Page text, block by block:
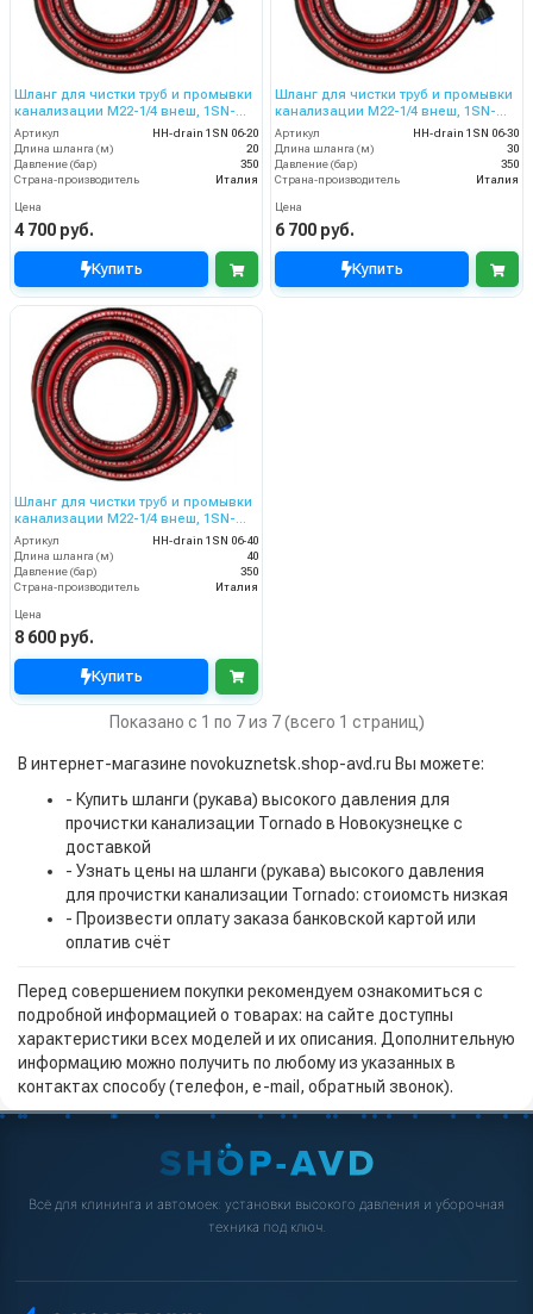
Шланг для чистки труб и промывки
канализации M22-1/4 внеш, 1SN-
06,20 м
Артикул
HH-drain 1SN 06-20
Длина шланга (м)
20
Давление (бар)
350
Страна-производитель
Италия
Цена
4 700 руб.
Купить
Шланг для чистки труб и промывки
канализации M22-1/4 внеш, 1SN-
06,30 м
Артикул
HH-drain 1SN 06-30
Длина шланга (м)
30
Давление (бар)
350
Страна-производитель
Италия
Цена
6 700 руб.
Купить
Шланг для чистки труб и промывки
канализации M22-1/4 внеш, 1SN-
06,40 м
Артикул
HH-drain 1SN 06-40
Длина шланга (м)
40
Давление (бар)
350
Страна-производитель
Италия
Цена
8 600 руб.
Купить
Показано с 1 по 7 из 7 (всего 1 страниц)
В интернет-магазине novokuznetsk.shop-avd.ru Вы можете:
- Купить шланги (рукава) высокого давления для
прочистки канализации Tornado в Новокузнецке с
доставкой
- Узнать цены на шланги (рукава) высокого давления
для прочистки канализации Tornado: стоиомсть низкая
- Произвести оплату заказа банковской картой или
оплатив счёт
Перед совершением покупки рекомендуем ознакомиться с
подробной информацией о товарах: на сайте доступны
характеристики всех моделей и их описания. Дополнительную
информацию можно получить по любому из указанных в
контактах способу (телефон, e-mail, обратный звонок).
Всё для клининга и автомоек: установки высокого давления и уборочная
техника под ключ.